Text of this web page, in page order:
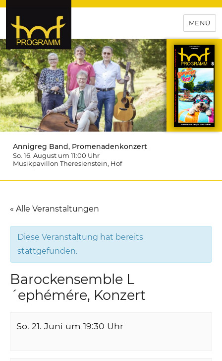
hof-programm – das
Veranstaltungsportal für
Hochfranken
MENÜ
Annigreg Band, Promenadenkonzert
So. 16. August um 11:00 Uhr
Musikpavillon Theresienstein , Hof
« Alle Veranstaltungen
Diese Veranstaltung hat bereits
stattgefunden.
Barockensemble L
´ephémére, Konzert
So. 21. Juni um 19:30 Uhr